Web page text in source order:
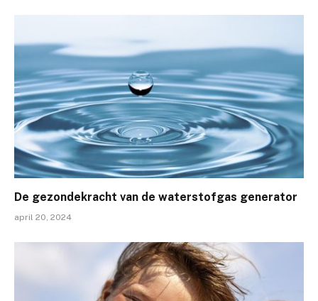
De gezondekracht van de waterstofgas generator
april 20, 2024